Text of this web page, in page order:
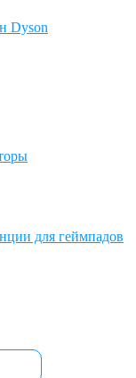
Dyson
для геймпадов